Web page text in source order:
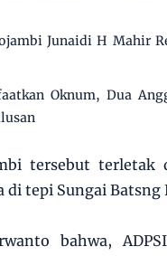
Junaidi H Mahir
Oknum, Dua
tersebut terletak
tepi Sungai Batsng
bahwa,